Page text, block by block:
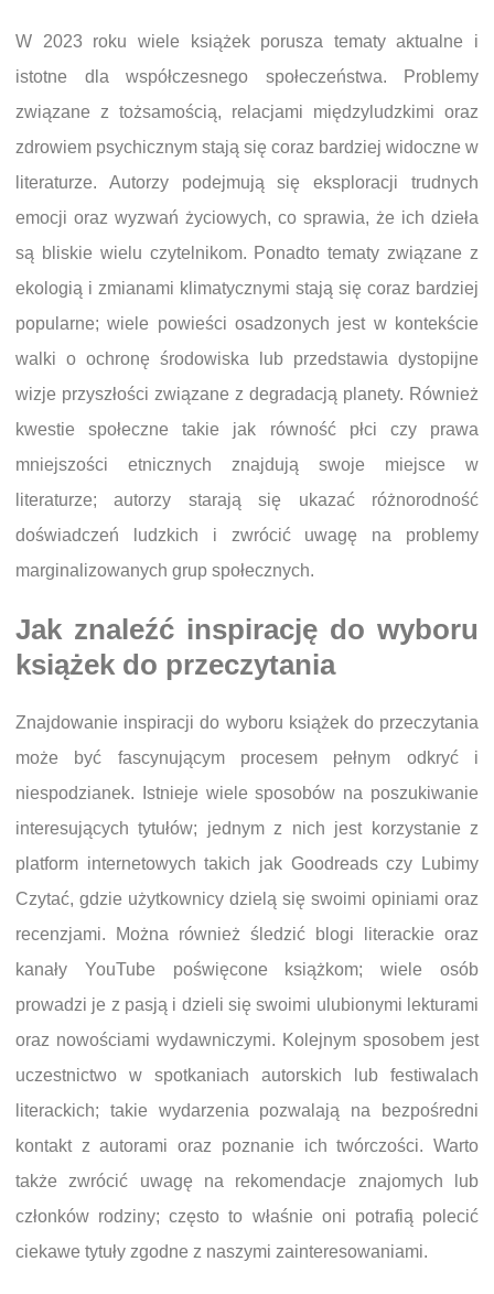
W 2023 roku wiele książek porusza tematy aktualne i
istotne dla współczesnego społeczeństwa. Problemy
związane z tożsamością, relacjami międzyludzkimi oraz
zdrowiem psychicznym stają się coraz bardziej widoczne w
literaturze. Autorzy podejmują się eksploracji trudnych
emocji oraz wyzwań życiowych, co sprawia, że ich dzieła
są bliskie wielu czytelnikom. Ponadto tematy związane z
ekologią i zmianami klimatycznymi stają się coraz bardziej
popularne; wiele powieści osadzonych jest w kontekście
walki o ochronę środowiska lub przedstawia dystopijne
wizje przyszłości związane z degradacją planety. Również
kwestie społeczne takie jak równość płci czy prawa
mniejszości etnicznych znajdują swoje miejsce w
literaturze; autorzy starają się ukazać różnorodność
doświadczeń ludzkich i zwrócić uwagę na problemy
marginalizowanych grup społecznych.
Jak znaleźć inspirację do wyboru
książek do przeczytania
Znajdowanie inspiracji do wyboru książek do przeczytania
może być fascynującym procesem pełnym odkryć i
niespodzianek. Istnieje wiele sposobów na poszukiwanie
interesujących tytułów; jednym z nich jest korzystanie z
platform internetowych takich jak Goodreads czy Lubimy
Czytać, gdzie użytkownicy dzielą się swoimi opiniami oraz
recenzjami. Można również śledzić blogi literackie oraz
kanały YouTube poświęcone książkom; wiele osób
prowadzi je z pasją i dzieli się swoimi ulubionymi lekturami
oraz nowościami wydawniczymi. Kolejnym sposobem jest
uczestnictwo w spotkaniach autorskich lub festiwalach
literackich; takie wydarzenia pozwalają na bezpośredni
kontakt z autorami oraz poznanie ich twórczości. Warto
także zwrócić uwagę na rekomendacje znajomych lub
członków rodziny; często to właśnie oni potrafią polecić
ciekawe tytuły zgodne z naszymi zainteresowaniami.